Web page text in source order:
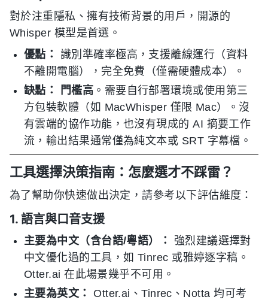
對於注重隱私、擁有技術背景的用戶，開源的
Whisper 模型是首選。
優點：
識別準確率極高，支援離線運行（資料
不離開電腦），完全免費（僅需硬體成本）。
缺點：
門檻高 。需要自行部署環境或使用第三
方包裝軟體（如 MacWhisper 僅限 Mac）。沒
有雲端的協作功能，也沒有現成的 AI 摘要工作
流，輸出結果通常僅為純文本或 SRT 字幕檔。
工具選擇決策指南：怎麼選才不踩雷？
為了幫助你快速做出決定，請參考以下評估維度：
1. 語言與口音支援
主要為中文（含台語/粵語）：
強烈建議選擇對
中文優化過的工具，如 Tinrec 或雅婷逐字稿。
Otter.ai 在此場景幾乎不可用。
主要為英文：
Otter.ai、Tinrec、Notta 均可考